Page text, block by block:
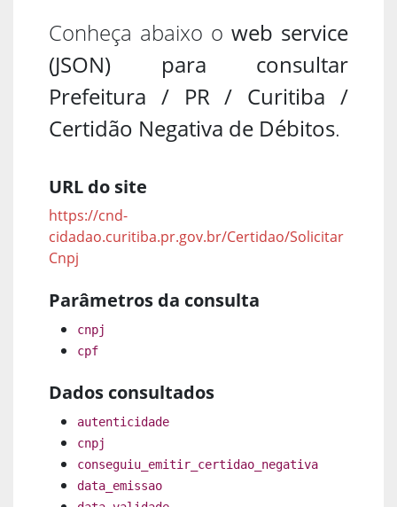
Conheça abaixo o web service
(JSON) para consultar
Prefeitura / PR / Curitiba /
Certidão Negativa de Débitos.
URL do site
https://cnd-
cidadao.curitiba.pr.gov.br/Certidao/Solicitar
Cnpj
Parâmetros da consulta
cnpj
cpf
Dados consultados
autenticidade
cnpj
conseguiu_emitir_certidao_negativa
data_emissao